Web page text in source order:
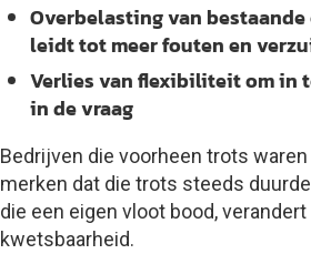
Overbelasting van
leidt tot meer fouten en
Verlies van flexibiliteitom in
in de vraag
Bedrijven die voorheen trots
merken dat die trots steeds
die een eigen vloot bood,
kwetsbaarheid.